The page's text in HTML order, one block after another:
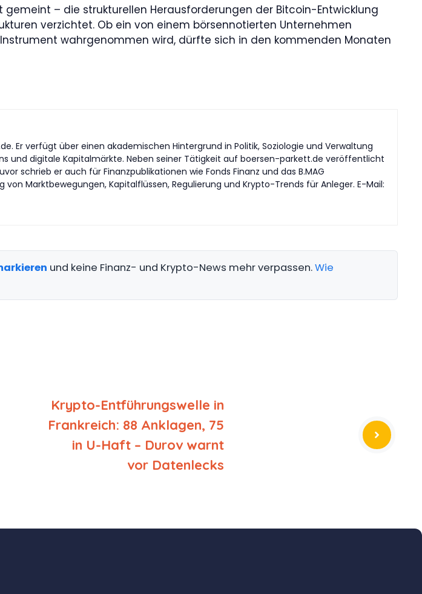
– die strukturellen Herausforderungen der Bitcoin-Entwicklung
verzichtet. Ob ein von einem börsennotierten Unternehmen
wahrgenommen wird, dürfte sich in den kommenden Monaten
Er verfügt über einen akademischen Hintergrund in Politik, Soziologie und Verwaltung
und digitale Kapitalmärkte. Neben seiner Tätigkeit auf boersen-parkett.de veröffentlicht
schrieb er auch für Finanzpublikationen wie Fonds Finanz und das B.MAG
Marktbewegungen, Kapitalflüssen, Regulierung und Krypto-Trends für Anleger. E-Mail:
und keine Finanz- und Krypto-News mehr verpassen.Wie
Krypto-Entführungswelle in
Frankreich: 88 Anklagen, 75
in U-Haft – Durov warnt
vor Datenlecks